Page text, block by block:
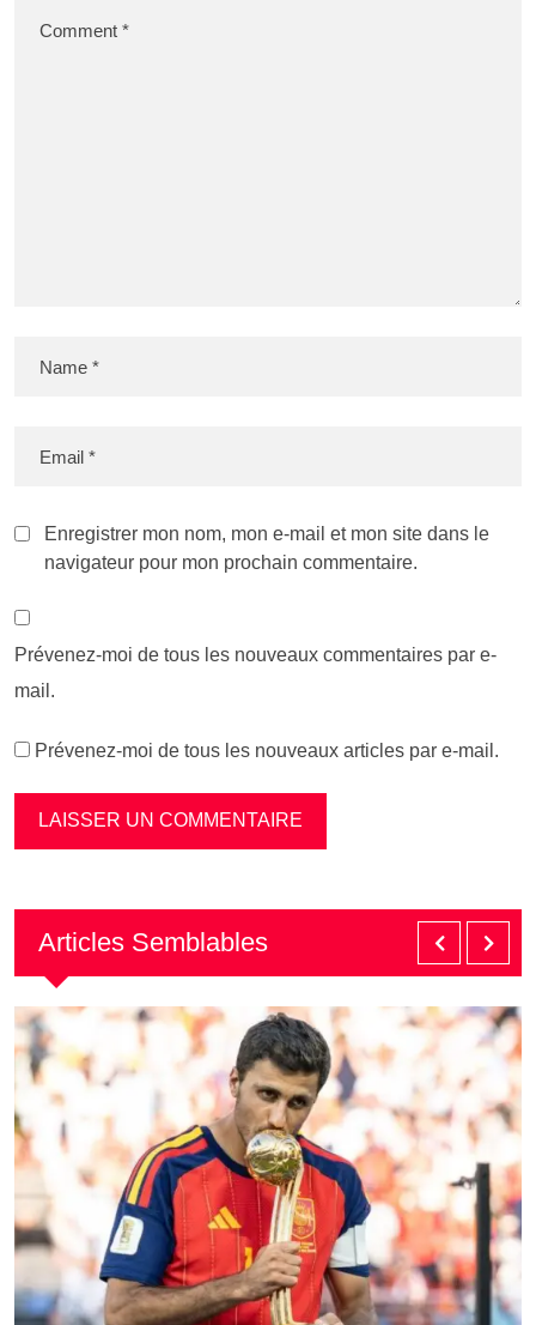
Enregistrer mon nom, mon e-mail et mon site dans le
navigateur pour mon prochain commentaire.
Prévenez-moi de tous les nouveaux commentaires par e-
mail.
Prévenez-moi de tous les nouveaux articles par e-mail.
Articles Semblables